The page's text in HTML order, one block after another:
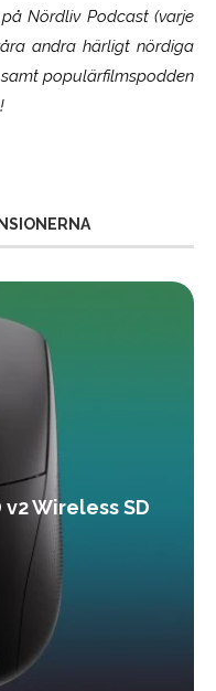
Nördliv Podcast (varje
andra härligt nördiga
populärfilmspodden
v2 Wireless SD